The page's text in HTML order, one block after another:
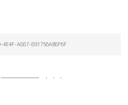
4E4F-A887-891756AB8F6F